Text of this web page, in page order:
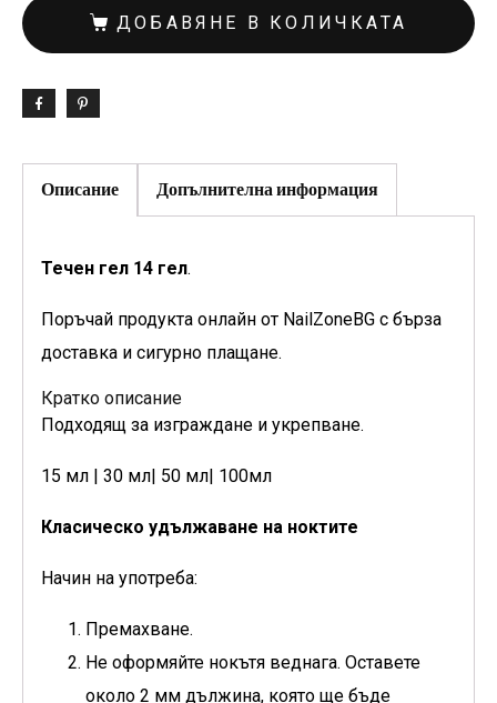
ДОБАВЯНЕ В КОЛИЧКАТА
Описание Допълнителна информация
Течен гел 14 гел.
Поръчай продукта онлайн от NailZoneBG с бърза
доставка и сигурно плащане.
Кратко описание
Подходящ за изграждане и укрепване.
15 мл | 30 мл| 50 мл| 100мл
Класическо удължаване на ноктите
Начин на употреба:
Премахване.
Не оформяйте нокътя веднага. Оставете
около 2 мм дължина, която ще бъде